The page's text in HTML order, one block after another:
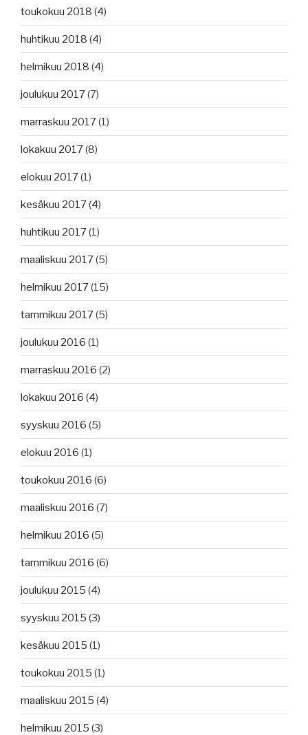
toukokuu 2018 (4)
huhtikuu 2018 (4)
helmikuu 2018 (4)
joulukuu 2017(7)
marraskuu 2017(1)
lokakuu 2017(8)
elokuu 2017(1)
kesäkuu 2017(4)
huhtikuu 2017(1)
maaliskuu 2017(5)
helmikuu 2017(15)
tammikuu 2017(5)
joulukuu 2016 (1)
marraskuu 2016 (2)
lokakuu 2016 (4)
syyskuu 2016 (5)
elokuu 2016 (1)
toukokuu 2016 (6)
maaliskuu 2016 (7)
helmikuu 2016 (5)
tammikuu 2016 (6)
joulukuu 2015 (4)
syyskuu 2015 (3)
kesäkuu 2015 (1)
toukokuu 2015 (1)
maaliskuu 2015 (4)
helmikuu 2015 (3)